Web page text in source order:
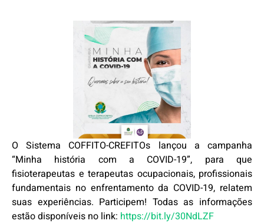
O Sistema COFFITO-CREFITOs lançou a campanha
“Minha história com a COVID-19”, para que
fisioterapeutas e terapeutas ocupacionais, profissionais
fundamentais no enfrentamento da COVID-19, relatem
suas experiências. Participem! Todas as informações
estão disponíveis no link: https://bit.ly/30NdLZF